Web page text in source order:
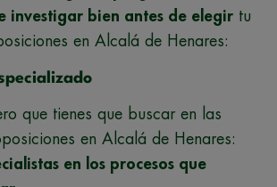
investigar bien antes de elegir tu
en Alcalá de Henares:
que tienes que buscar en las
en Alcalá de Henares:
en los procesos que